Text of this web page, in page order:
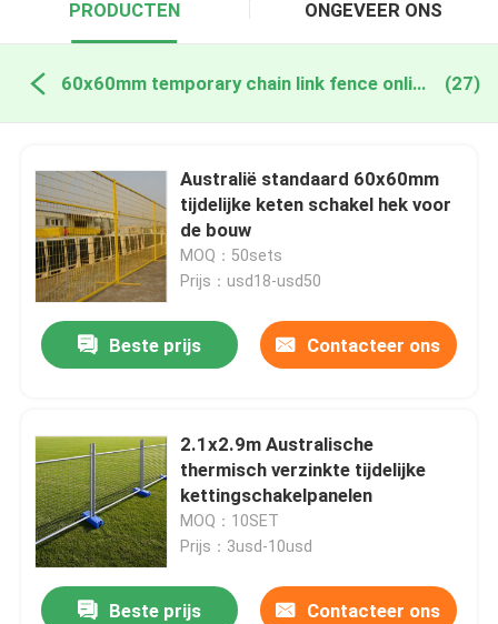
PRODUCTEN ONGEVEER ONS
60x60mm temporary chain link fence online fabricage (27)
Australië standaard 60x60mm
tijdelijke keten schakel hek voor
de bouw
MOQ：50sets
Prijs：usd18-usd50
Beste prijs Contacteer ons
2.1x2.9m Australische
thermisch verzinkte tijdelijke
kettingschakelpanelen
MOQ：10SET
Prijs：3usd-10usd
Beste prijs Contacteer ons